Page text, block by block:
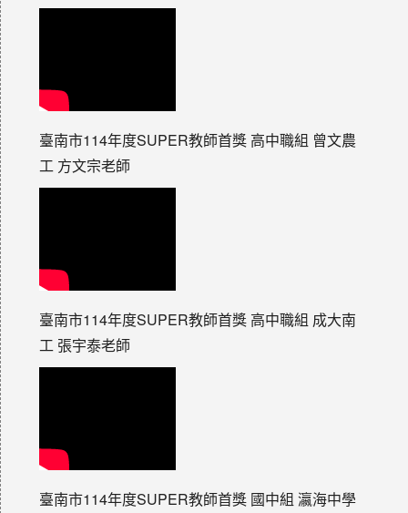
臺南市114年度SUPER教師首獎 高中職組 曾文農
工 方文宗老師
臺南市114年度SUPER教師首獎 高中職組 成大南
工 張宇泰老師
臺南市114年度SUPER教師首獎 國中組 瀛海中學